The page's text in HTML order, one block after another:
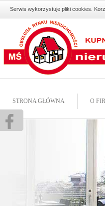
Serwis wykorzystuje pliki cookies.
STRONA GŁÓWNA O